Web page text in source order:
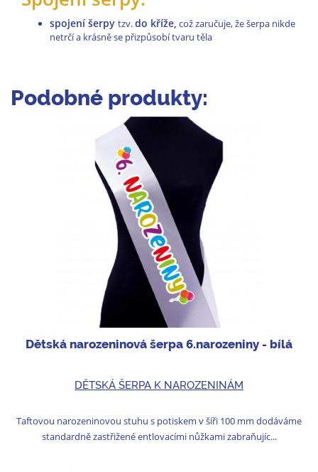
spojení šerpy tzv.do kříže, což zaručuje, že šerpa nikde
netrčí a krásně se přizpůsobí tvaru těla
Podobné produkty:
Dětská narozeninová šerpa 6.narozeniny - bílá
DĚTSKÁ ŠERPA K NAROZENINÁM
Taftovou narozeninovou stuhu s potiskem v šíři 100 mm dodáváme
standardně zastřižené entlovacími nůžkami zabraňujíc...